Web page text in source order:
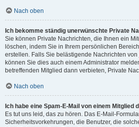
Nach oben
Ich bekomme ständig unerwünschte Private
Sie können Private Nachrichten, die Ihnen ein
löschen, indem Sie in Ihrem persönlichen
erstellen. Falls Sie belästigende Nachrichten
können Sie dies auch einem Administrator
betreffenden Mitglied dann verbieten, Private
Nach oben
Ich habe eine Spam-E-Mail von einem Mitglied
Es tut uns leid, das zu hören. Das E-Mail-
Sicherheitsvorkehrungen, die Benutzer, die